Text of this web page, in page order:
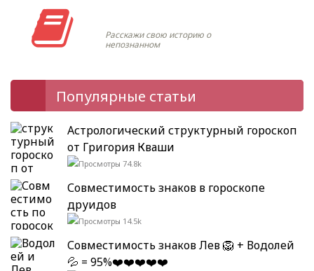
Расскажи свою историю о
непознанном
Популярные статьи
Астрологический структурный гороскоп
от Григория Кваши
74.8k
Совместимость знаков в гороскопе
друидов
14.5k
Совместимость знаков Лев 🦁 + Водолей
💦 = 95%❤️❤️❤️❤️❤️